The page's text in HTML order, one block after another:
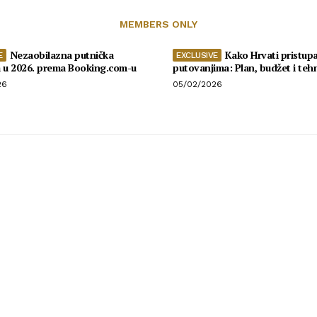
MEMBERS ONLY
Nezaobilazna putnička
2026. prema Booking.com-u
Kako Hrvati
putovanjima: Plan, budžet i
05/02/2026